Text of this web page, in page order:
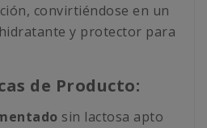
convirtiéndose en un
y protector para
de Producto:
sin lactosa apto